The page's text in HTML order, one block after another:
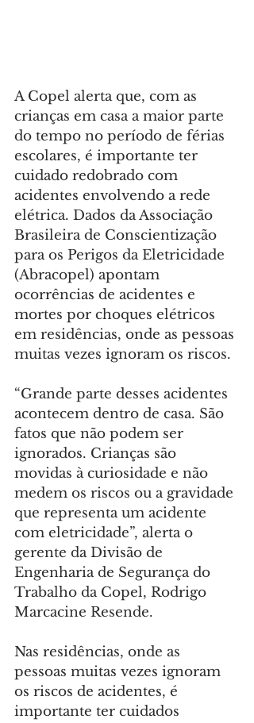
A Copel alerta que, com as
crianças em casa a maior parte
do tempo no período de férias
escolares, é importante ter
cuidado redobrado com
acidentes envolvendo a rede
elétrica. Dados da Associação
Brasileira de Conscientização
para os Perigos da Eletricidade
(Abracopel) apontam
ocorrências de acidentes e
mortes por choques elétricos
em residências, onde as pessoas
muitas vezes ignoram os riscos.
“Grande parte desses acidentes
acontecem dentro de casa. São
fatos que não podem ser
ignorados. Crianças são
movidas à curiosidade e não
medem os riscos ou a gravidade
que representa um acidente
com eletricidade”, alerta o
gerente da Divisão de
Engenharia de Segurança do
Trabalho da Copel, Rodrigo
Marcacine Resende.
Nas residências, onde as
pessoas muitas vezes ignoram
os riscos de acidentes, é
importante ter cuidados